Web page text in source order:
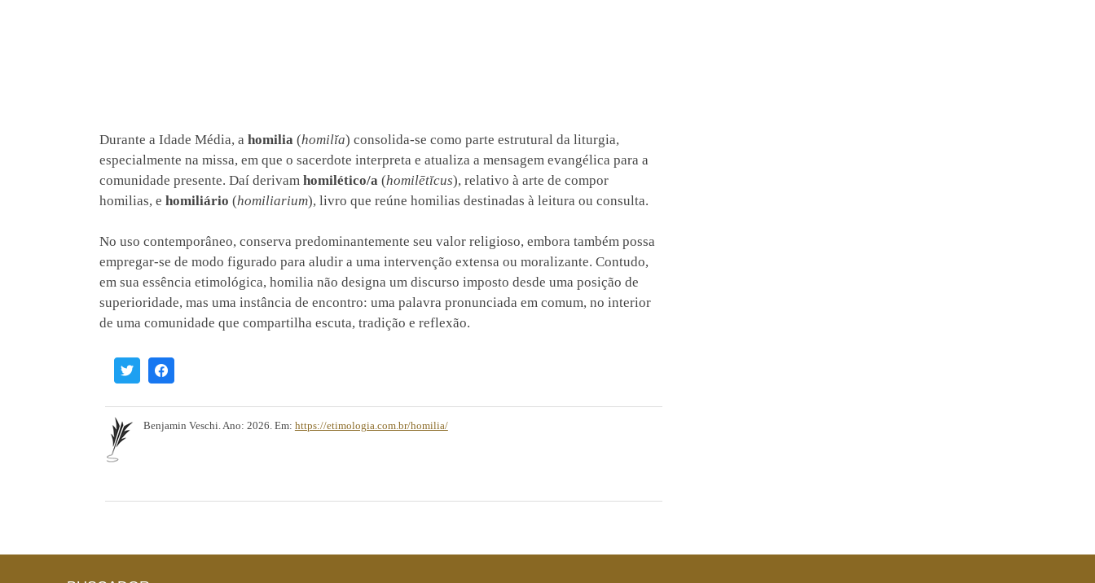
Durante a Idade Média, a homilia(homilĭa) consolida-se como parte estrutural da liturgia,
especialmente na missa, em que o sacerdote interpreta e atualiza a mensagem evangélica para a
comunidade presente. Daí derivam homilético/a(homilētĭcus), relativo à arte de compor
homilias, e homiliário (homiliarium), livro que reúne homilias destinadas à leitura ou consulta.
No uso contemporâneo, conserva predominantemente seu valor religioso, embora também possa
empregar-se de modo figurado para aludir a uma intervenção extensa ou moralizante. Contudo,
em sua essência etimológica, homilia não designa um discurso imposto desde uma posição de
superioridade, mas uma instância de encontro: uma palavra pronunciada em comum, no interior
de uma comunidade que compartilha escuta, tradição e reflexão.
Benjamin Veschi. Ano: 2026. Em: https://etimologia.com.br/homilia/